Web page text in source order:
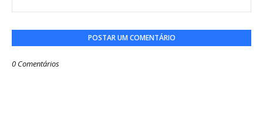
POSTAR UM COMENTÁRIO
0 Comentários